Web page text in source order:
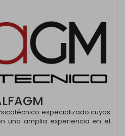
especializado cuyos
una amplia experiencia en el